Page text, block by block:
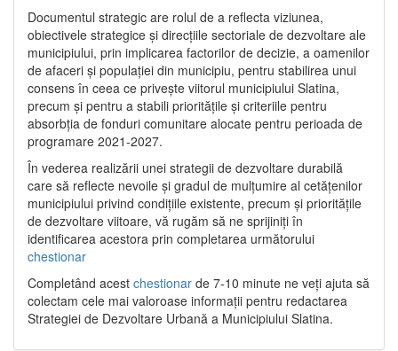
Documentul strategic are rolul de a reflecta viziunea,
obiectivele strategice și direcțiile sectoriale de dezvoltare ale
municipiului, prin implicarea factorilor de decizie, a oamenilor
de afaceri și populației din municipiu, pentru stabilirea unui
consens în ceea ce privește viitorul municipiului Slatina,
precum și pentru a stabili prioritățile și criteriile pentru
absorbția de fonduri comunitare alocate pentru perioada de
programare 2021-2027.
În vederea realizării unei strategii de dezvoltare durabilă
care să reflecte nevoile și gradul de mulțumire al cetățenilor
municipiului privind condițiile existente, precum și prioritățile
de dezvoltare viitoare, vă rugăm să ne sprijiniți în
identificarea acestora prin completarea următorului
chestionar
Completând acest chestionar de 7-10 minute ne veți ajuta să
colectam cele mai valoroase informații pentru redactarea
Strategiei de Dezvoltare Urbană a Municipiului Slatina.